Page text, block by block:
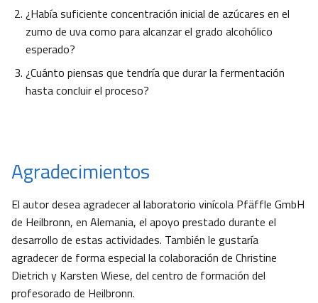
¿Había suficiente concentración inicial de azúcares en el
zumo de uva como para alcanzar el grado alcohólico
esperado?
¿Cuánto piensas que tendría que durar la fermentación
hasta concluir el proceso?
Agradecimientos
El autor desea agradecer al laboratorio vinícola Pfäffle GmbH
de Heilbronn, en Alemania, el apoyo prestado durante el
desarrollo de estas actividades. También le gustaría
agradecer de forma especial la colaboración de Christine
Dietrich y Karsten Wiese, del centro de formación del
profesorado de Heilbronn.